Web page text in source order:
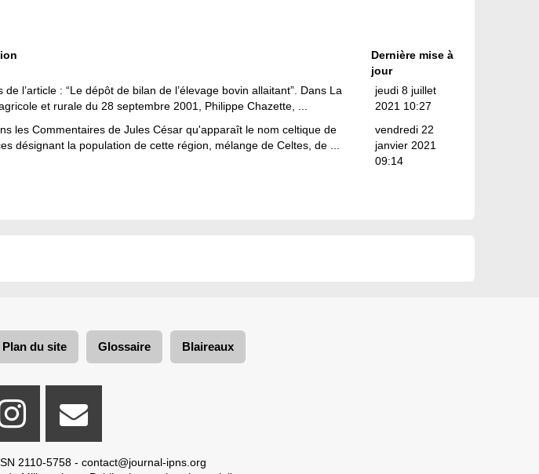
Dernière mise à
jour
de l’article : “Le dépôt de bilan de l’élevage bovin allaitant”. Dans La
et rurale du 28 septembre 2001, Philippe Chazette, ...
jeudi 8 juillet
2021 10:27
les Commentaires de Jules César qu'apparaît le nom celtique de
désignant la population de cette région, mélange de Celtes, de ...
vendredi 22
janvier 2021
09:14
Plan du site Glossaire Blaireaux
2110-5758 - contact@journal-ipns.org